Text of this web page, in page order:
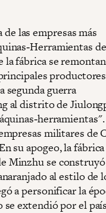
las empresas más
de
fábrica se
segunda guerra
al distrito de
militares de
su apogeo, la fábrica
Minzhu se
al estilo de
a personificar la
se extendió por el